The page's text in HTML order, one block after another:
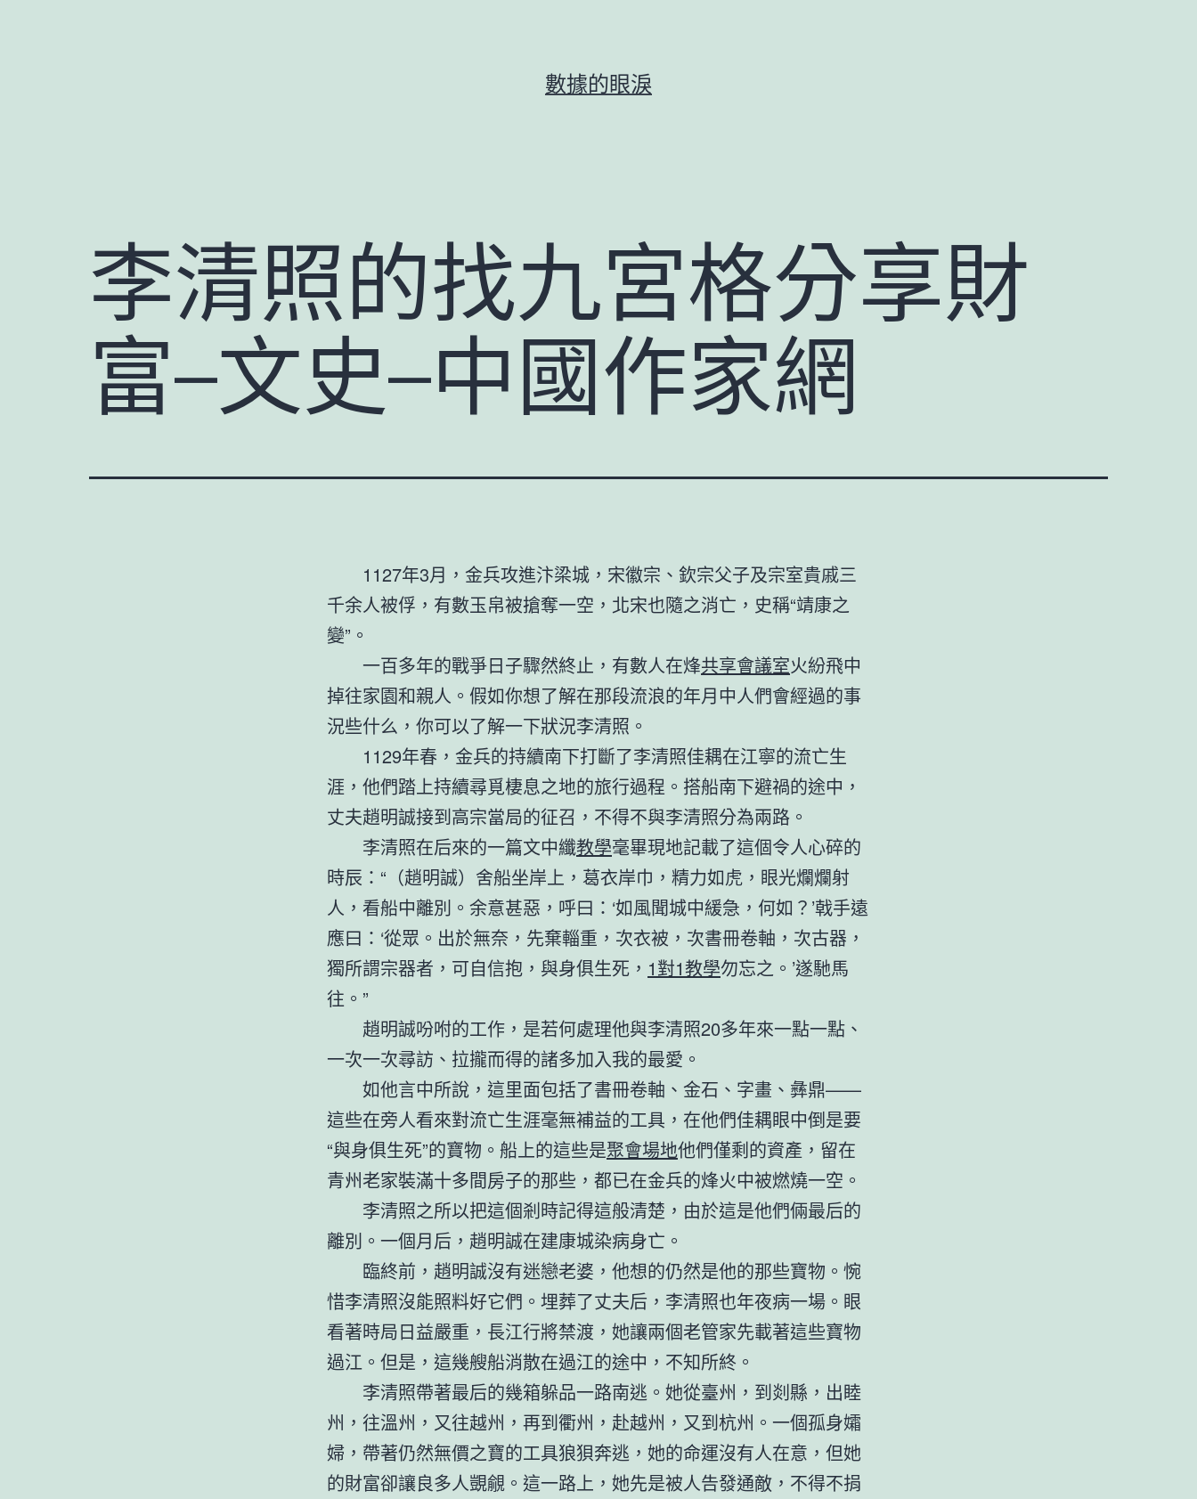
數據的眼淚
李清照的找九宮格分享財
富–文史–中國作家網
1127年3月，金兵攻進汴梁城，宋徽宗、欽宗父子及宗室貴戚三
千余人被俘，有數玉帛被搶奪一空，北宋也隨之消亡，史稱“靖康之
變”。
一百多年的戰爭日子驟然終止，有數人在烽共享會議室火紛飛中
掉往家園和親人。假如你想了解在那段流浪的年月中人們會經過的事
況些什么，你可以了解一下狀況李清照。
1129年春，金兵的持續南下打斷了李清照佳耦在江寧的流亡生
涯，他們踏上持續尋覓棲息之地的旅行過程。搭船南下避禍的途中，
丈夫趙明誠接到高宗當局的征召，不得不與李清照分為兩路。
李清照在后來的一篇文中纖教學毫畢現地記載了這個令人心碎的
時辰：“（趙明誠）舍船坐岸上，葛衣岸巾，精力如虎，眼光爛爛射
人，看船中離別。余意甚惡，呼曰：‘如風聞城中緩急，何如？’戟手遠
應曰：‘從眾。出於無奈，先棄輜重，次衣被，次書冊卷軸，次古器，
獨所謂宗器者，可自信抱，與身俱生死， 1對1教學勿忘之。’遂馳馬
往。”
趙明誠吩咐的工作，是若何處理他與李清照20多年來一點一點、
一次一次尋訪、拉攏而得的諸多加入我的最愛。
如他言中所說，這里面包括了書冊卷軸、金石、字畫、彝鼎——
這些在旁人看來對流亡生涯毫無補益的工具，在他們佳耦眼中倒是要
“與身俱生死”的寶物。船上的這些是聚會場地他們僅剩的資產，留在
青州老家裝滿十多間房子的那些，都已在金兵的烽火中被燃燒一空。
李清照之所以把這個剎時記得這般清楚，由於這是他們倆最后的
離別。一個月后，趙明誠在建康城染病身亡。
臨終前，趙明誠沒有迷戀老婆，他想的仍然是他的那些寶物。惋
惜李清照沒能照料好它們。埋葬了丈夫后，李清照也年夜病一場。眼
看著時局日益嚴重，長江行將禁渡，她讓兩個老管家先載著這些寶物
過江。但是，這幾艘船消散在過江的途中，不知所終。
李清照帶著最后的幾箱躲品一路南逃。她從臺州，到剡縣，出睦
州，往溫州，又往越州，再到衢州，赴越州，又到杭州。一個孤身孀
婦，帶著仍然無價之寶的工具狼狽奔逃，她的命運沒有人在意，但她
的財富卻讓良多人覬覦。這一路上，她先是被人告發通敵，不得不捐